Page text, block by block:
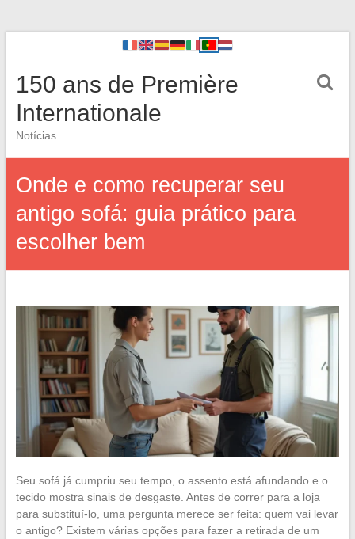
150 ans de Première
Internationale
Notícias
Onde e como recuperar seu
antigo sofá: guia prático para
escolher bem
Seu sofá já cumpriu seu tempo, o assento está afundando e o
tecido mostra sinais de desgaste. Antes de correr para a loja
para substituí-lo, uma pergunta merece ser feita: quem vai levar
o antigo? Existem várias opções para fazer a retirada de um